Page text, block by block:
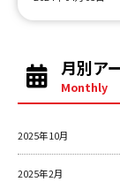
月別ア
Monthly
2025年10月
2025年2月